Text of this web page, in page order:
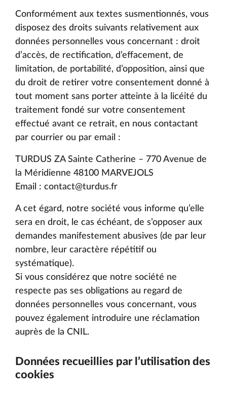
Conformément aux textes susmentionnés, vous
disposez des droits suivants relativement aux
données personnelles vous concernant : droit
d’accès, de rectification, d’effacement, de
limitation, de portabilité, d’opposition, ainsi que
du droit de retirer votre consentement donné à
tout moment sans porter atteinte à la licéité du
traitement fondé sur votre consentement
effectué avant ce retrait, en nous contactant
par courrier ou par email :
TURDUS ZA Sainte Catherine – 770 Avenue de
la Méridienne 48100 MARVEJOLS
Email : contact@turdus.fr
A cet égard, notre société vous informe qu’elle
sera en droit, le cas échéant, de s’opposer aux
demandes manifestement abusives (de par leur
nombre, leur caractère répétitif ou
systématique).
Si vous considérez que notre société ne
respecte pas ses obligations au regard de
données personnelles vous concernant, vous
pouvez également introduire une réclamation
auprès de la CNIL.
Données recueillies par l’utilisation des
cookies